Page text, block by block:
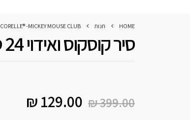
HOME חנות CORELLE® -MICKEY MOUSE CLUB
סיר קוסקוס ואידוי 24 ס”מ 9 ליטר EVERYDAY PLUS
₪399.00
₪129.00